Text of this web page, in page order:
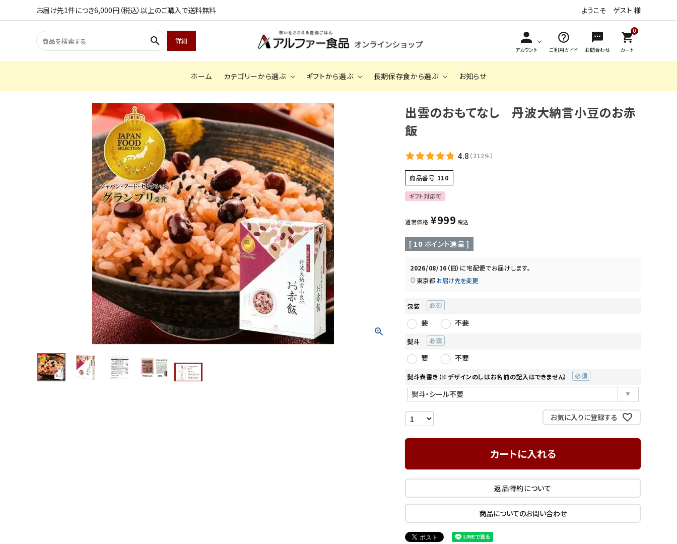
お届け先1件につき6,000円（税込）以上のご購入で送料無料 ようこそ ゲスト 様
search 詳細
アカウント ご利用ガイド お問合わせ
0
カート
ホーム カテゴリーから選ぶ
出雲のおもてなし（お赤飯・おこわ）
ぷちっともち玄米 からだを想う 野菜スープ
まごころお赤飯・その他
ギフトから選ぶ
2,000円～2,999円 3,000円～3,999円 4,000円～4,999円
5,000円以上
長期保存食（非常食）
BOX
手提げ袋
長期保存食から選ぶ
安心米（アルファ
安心米クイック
おかゆ（レトル
からだを想う
ナック）
お知らせ
search
person 会員登録
出雲のおもてなしシリーズから探す
長期保存食（非常食）から探す
出雲のおもてなし 丹波大納言小豆のお赤
飯
4.8 （212 件）
商品番号 110
ギフト対応可
通常価格 ¥999 税込
[ 10 ポイント進呈 ]
2026/08/16（日） に宅配便でお届けします。
東京都 お届け先を変更
包装
須)
要 不要
熨斗
須)
要 不要
熨斗表書き（※デザインのしはお名前の記入はできません）
(必
お気に入りに登録する
カートに入れる
返品特約について
商品についてのお問い合わせ